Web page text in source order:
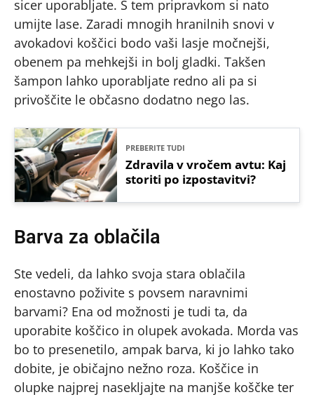
sicer uporabljate. S tem pripravkom si nato
umijte lase. Zaradi mnogih hranilnih snovi v
avokadovi koščici bodo vaši lasje močnejši,
obenem pa mehkejši in bolj gladki. Takšen
šampon lahko uporabljate redno ali pa si
privoščite le občasno dodatno nego las.
PREBERITE TUDI
Zdravila v vročem avtu: Kaj
storiti po izpostavitvi?
Barva za oblačila
Ste vedeli, da lahko svoja stara oblačila
enostavno poživite s povsem naravnimi
barvami? Ena od možnosti je tudi ta, da
uporabite koščico in olupek avokada. Morda vas
bo to presenetilo, ampak barva, ki jo lahko tako
dobite, je običajno nežno roza. Koščice in
olupke najprej nasekljajte na manjše koščke ter